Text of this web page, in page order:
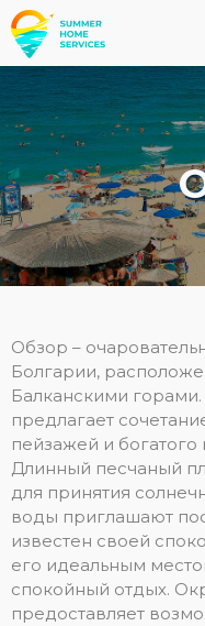
Обзор –
Болгарии,
Балканскими
предлагает
пейзажей и
Длинный песчаный
для принятия
воды приглашают
известен своей
его идеальным
спокойный отдых.
предоставляет